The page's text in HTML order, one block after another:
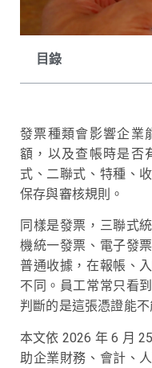
目錄
發票種類會影響企業
額，以及查帳時是否
式、二聯式、特種、
保存與審核規則。
同樣是發票，三聯式
機統一發票、電子發
普通收據，在報帳、
不同。員工常常只看
判斷的是這張憑證能
本文依 2026 年 6 月
助企業財務、會計、